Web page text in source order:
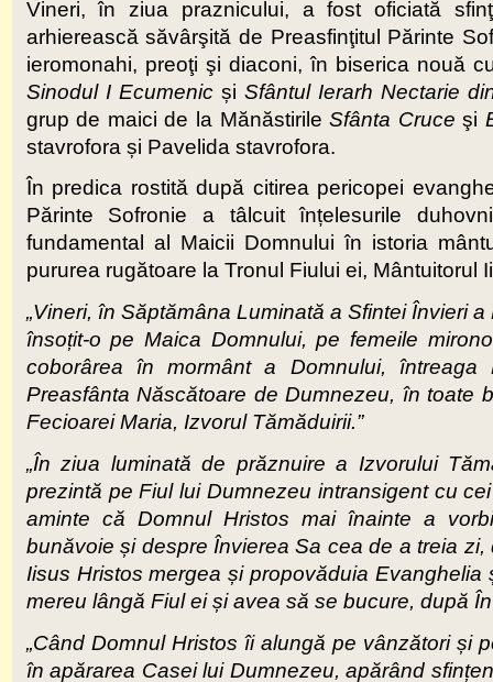
Vineri, în ziua praznicului, a fost oficiată
arhierească săvârşită de Preasfinţitul Părinte
ieromonahi, preoţi şi diaconi, în biserica nouă
Sinodul I Ecumenic și Sfântul Ierarh Nectarie
grup de maici de la MănăstirileSfânta Cruce şi
stavrofora și Pavelida stavrofora.
În predica rostită după citirea pericopei
Părinte Sofronie a tâlcuit înțelesurile
fundamental al Maicii Domnului în istoria
pururea rugătoare la Tronul Fiului ei, Mântuitorul
„Vineri, în Săptămâna Luminată a Sfintei Învieri
însoțit-o pe Maica Domnului, pe femeile
coborârea în mormânt a Domnului,
Preasfânta Născătoare de Dumnezeu, în toate
Fecioarei Maria, Izvorul Tămăduirii.”
„În ziua luminată de prăznuire a Izvorului
prezintă pe Fiul lui Dumnezeu intransigent cu
aminte că Domnul Hristos mai înainte a
bunăvoie și despre Învierea Sa cea de a treia
Iisus Hristos mergea și propovăduia
mereu lângă Fiul ei și avea să se bucure, după
„Când Domnul Hristos îi alungă pe vânzători și
în apărarea Casei lui Dumnezeu, apărând